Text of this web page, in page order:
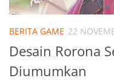
BERITA GAME 22
Desain Rorona
Diumumkan